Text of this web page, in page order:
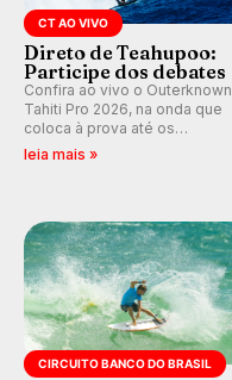
CT AO VIVO
Direto de Teahupoo:
Participe dos debates
Confira ao vivo o Outerknown
Tahiti Pro 2026, na onda que
coloca à prova até os
melhores surfistas do mundo.
etapas da WSL.
leia mais »
CIRCUITO BANCO DO BRASIL